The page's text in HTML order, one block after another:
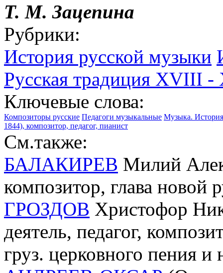
Т. М.Зацепина
Рубрики:
История русской музыки
Русская традиция XVIII -
Ключевые слова:
Композиторы русские Педагоги музыкальные Музыка.
1844), композитор, педагог, пианист
См.также:
БАЛАКИРЕВ Милий
композитор, глава
ГРОЗДОВ Христофор
деятель, педагог,
груз. церковного пения